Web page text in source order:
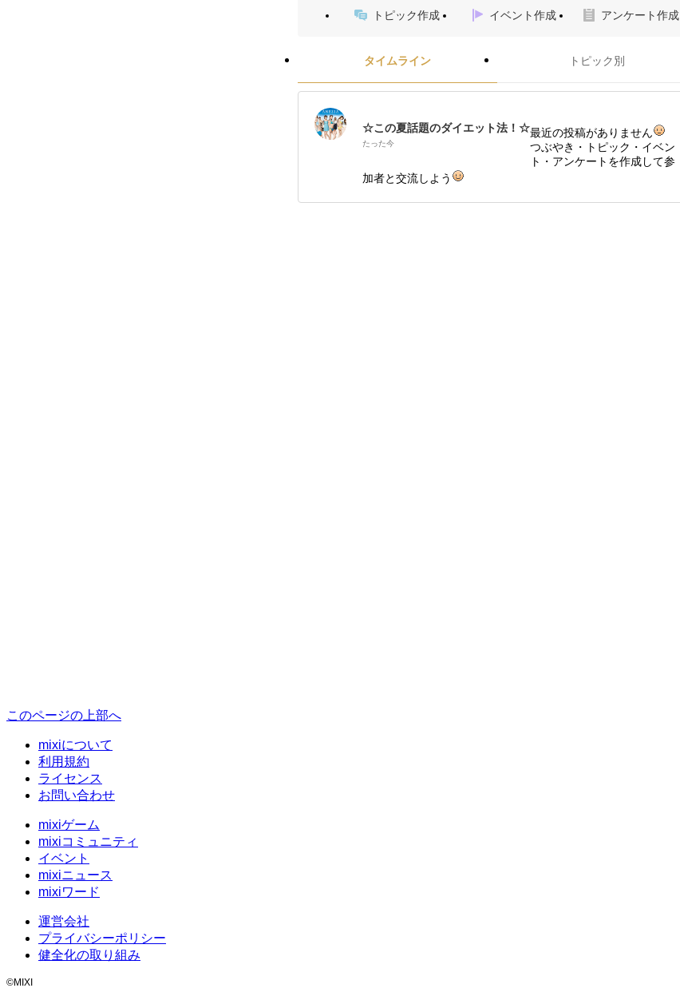
トピック作成 イベント作成 アンケート作成
タイムライン トピック別
☆この夏話題のダイエット法！☆
たった今
最近の投稿がありません
つぶやき・トピック・イベン
ト・アンケートを作成して参
加者と交流しよう
このページの上部へ
mixiについて
利用規約
ライセンス
お問い合わせ
mixiゲーム
mixiコミュニティ
イベント
mixiニュース
mixiワード
運営会社
プライバシーポリシー
健全化の取り組み
©MIXI